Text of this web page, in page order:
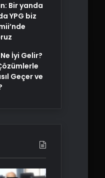
Bir yanda
YPG biz
Ne İyi Gelir?
Geçer ve